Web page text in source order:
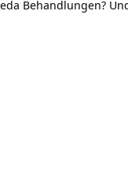
Behandlungen?